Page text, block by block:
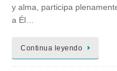
y alma, participa
a Él…
Continua leyendo